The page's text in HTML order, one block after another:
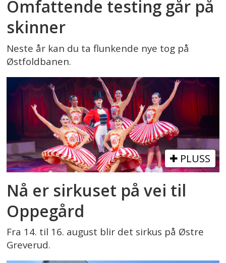
Omfattende testing går på
skinner
Neste år kan du ta flunkende nye tog på
Østfoldbanen.
PLUSS
Nå er sirkuset på vei til
Oppegård
Fra 14. til 16. august blir det sirkus på Østre
Greverud.